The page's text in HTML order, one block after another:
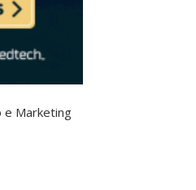
e Marketing